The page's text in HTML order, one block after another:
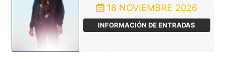
18 NOVIEMBRE 2026
INFORMACIÓN DE ENTRADAS